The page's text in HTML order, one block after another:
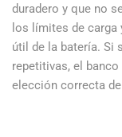
duradero y que no
los límites de
útil de la batería. Si
repetitivas, el
elección correcta